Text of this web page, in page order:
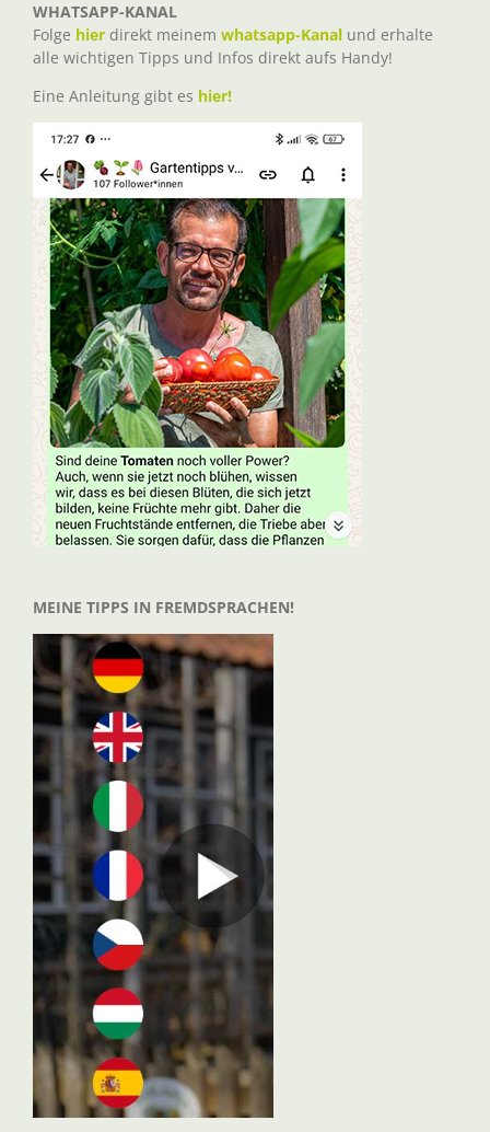
WHATSAPP-KANAL
Folge hier direkt meinem whatsapp-Kanal und erhalte
alle wichtigen Tipps und Infos direkt aufs Handy!
Eine Anleitung gibt es hier!
MEINE TIPPS IN FREMDSPRACHEN!